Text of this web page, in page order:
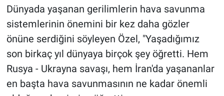
Dünyada yaşanan gerilimlerin hava savunma
sistemlerinin önemini bir kez daha gözler
önüne serdiğini söyleyen Özel, "Yaşadığımız
son birkaç yıl dünyaya birçok şey öğretti. Hem
Rusya - Ukrayna savaşı, hem İran'da yaşananlar
en başta hava savunmasının ne kadar önemli